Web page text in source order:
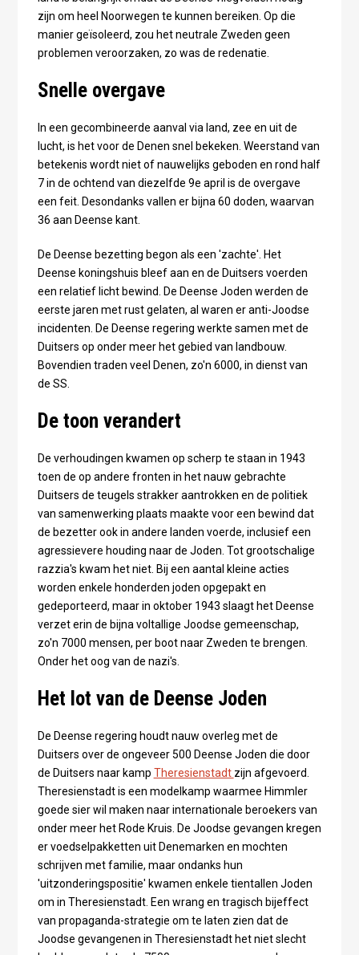
zijn om heel Noorwegen te kunnen bereiken. Op die
manier geïsoleerd, zou het neutrale Zweden geen
problemen veroorzaken, zo was de redenatie.
Snelle overgave
In een gecombineerde aanval via land, zee en uit de
lucht, is het voor de Denen snel bekeken. Weerstand van
betekenis wordt niet of nauwelijks geboden en rond half
7 in de ochtend van diezelfde 9e april is de overgave
een feit. Desondanks vallen er bijna 60 doden, waarvan
36 aan Deense kant.
De Deense bezetting begon als een 'zachte'. Het
Deense koningshuis bleef aan en de Duitsers voerden
een relatief licht bewind. De Deense Joden werden de
eerste jaren met rust gelaten, al waren er anti-Joodse
incidenten. De Deense regering werkte samen met de
Duitsers op onder meer het gebied van landbouw.
Bovendien traden veel Denen, zo'n 6000, in dienst van
de SS.
De toon verandert
De verhoudingen kwamen op scherp te staan in 1943
toen de op andere fronten in het nauw gebrachte
Duitsers de teugels strakker aantrokken en de politiek
van samenwerking plaats maakte voor een bewind dat
de bezetter ook in andere landen voerde, inclusief een
agressievere houding naar de Joden. Tot grootschalige
razzia's kwam het niet. Bij een aantal kleine acties
worden enkele honderden joden opgepakt en
gedeporteerd, maar in oktober 1943 slaagt het Deense
verzet erin de bijna voltallige Joodse gemeenschap,
zo'n 7000 mensen, per boot naar Zweden te brengen.
Onder het oog van de nazi's.
Het lot van de Deense Joden
De Deense regering houdt nauw overleg met de
Duitsers over de ongeveer 500 Deense Joden die door
de Duitsers naar kamp Theresienstadt zijn afgevoerd.
Theresienstadt is een modelkamp waarmee Himmler
goede sier wil maken naar internationale beroekers van
onder meer het Rode Kruis. De Joodse gevangen kregen
er voedselpakketten uit Denemarken en mochten
schrijven met familie, maar ondanks hun
'uitzonderingspositie' kwamen enkele tientallen Joden
om in Theresienstadt. Een wrang en tragisch bijeffect
van propaganda-strategie om te laten zien dat de
Joodse gevangenen in Theresienstadt het niet slecht